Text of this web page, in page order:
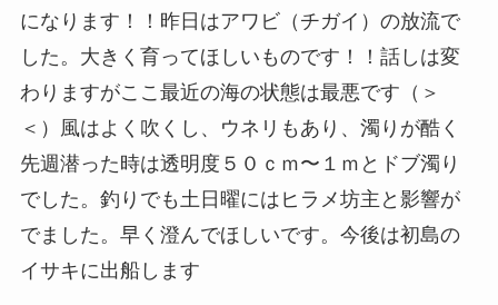
になります！！昨日はアワビ（チガイ）の放流で
した。大きく育ってほしいものです！！話しは変
わりますがここ最近の海の状態は最悪です（＞
＜）風はよく吹くし、ウネリもあり、濁りが酷く
先週潜った時は透明度５０ｃｍ〜１ｍとドブ濁り
でした。釣りでも土日曜にはヒラメ坊主と影響が
でました。早く澄んでほしいです。今後は初島の
イサキに出船します